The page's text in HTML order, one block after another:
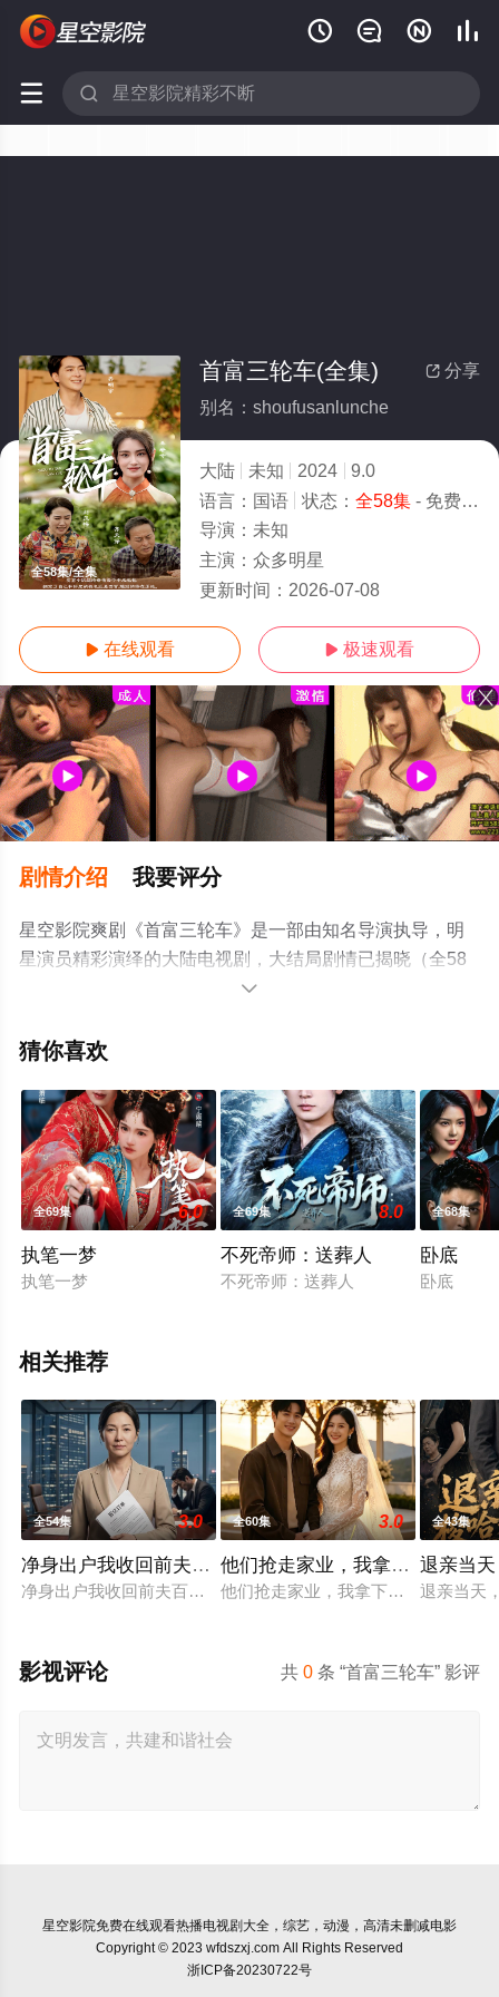
   
 
全58集/全集
 分享
首富三轮车(全集)
别名：shoufusanlunche
大陆 未知 2024
9.0
语言： 国语 状态： 全58集- 免费在线观看
导演： 未知
主演： 众多明星
更新时间： 2026-07-08
 在线观看  极速观看
剧情介绍 我要评分
星空影院爽剧《首富三轮车》是一部由知名导演执导，明
星演员精彩演绎的大陆电视剧，大结局剧情已揭晓（全58
集），手机免费在线观看高清无删减完整版电视剧全集就
猫或剧情网等平台了解。

猜你喜欢
全69集 6.0
执笔一梦
执笔一梦
全69集 8.0
不死帝师：送葬人
不死帝师：送葬人
全68集
卧底
卧底
相关推荐
全54集 3.0
净身出户我收回前夫百亿订单
净身出户我收回前夫百亿订单
全60集 3.0
他们抢走家业，我拿下整个翡翠
他们抢走家业，我拿下整个翡翠圈
全43集
退亲当
退亲当天
共0 条 “首富三轮车” 影评
影视评论
星空影院免费在线观看热播电视剧大全，综艺，动漫，高清未删减电影
Copyright © 2023 wfdszxj.com All Rights Reserved
浙ICP备20230722号